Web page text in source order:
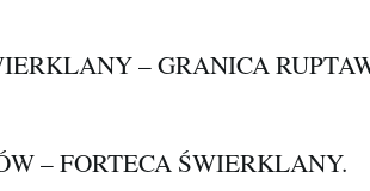
– GRANICA
– FORTECA ŚWIERKLANY.